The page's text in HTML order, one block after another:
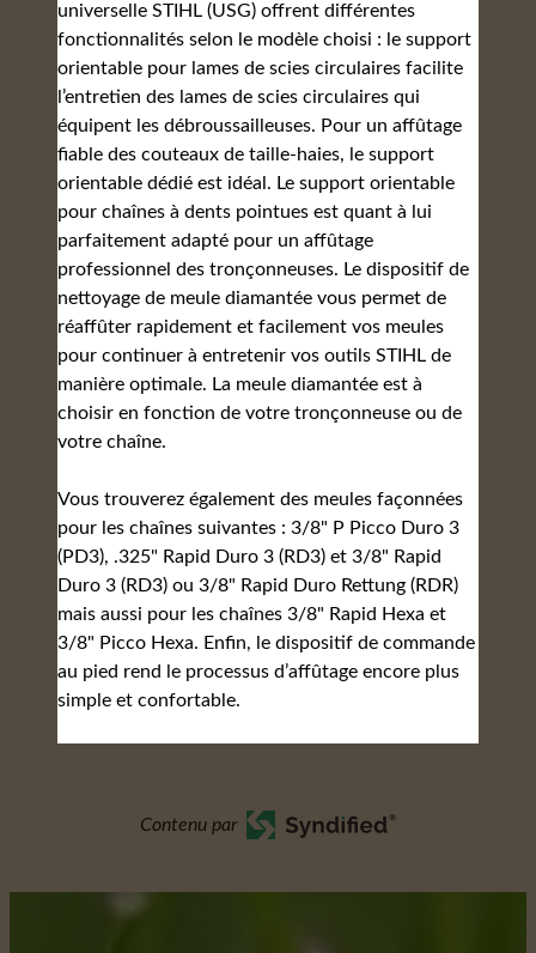
universelle STIHL (USG) offrent différentes
fonctionnalités selon le modèle choisi : le support
orientable pour lames de scies circulaires facilite
l’entretien des lames de scies circulaires qui
équipent les débroussailleuses. Pour un affûtage
fiable des couteaux de taille-haies, le support
orientable dédié est idéal. Le support orientable
pour chaînes à dents pointues est quant à lui
parfaitement adapté pour un affûtage
professionnel des tronçonneuses. Le dispositif de
nettoyage de meule diamantée vous permet de
réaffûter rapidement et facilement vos meules
pour continuer à entretenir vos outils STIHL de
manière optimale. La meule diamantée est à
choisir en fonction de votre tronçonneuse ou de
votre chaîne.
Vous trouverez également des meules façonnées
pour les chaînes suivantes : 3/8" P Picco Duro 3
(PD3), .325" Rapid Duro 3 (RD3) et 3/8" Rapid
Duro 3 (RD3) ou 3/8" Rapid Duro Rettung (RDR)
mais aussi pour les chaînes 3/8" Rapid Hexa et
3/8" Picco Hexa. Enfin, le dispositif de commande
au pied rend le processus d’affûtage encore plus
simple et confortable.
Contenu par